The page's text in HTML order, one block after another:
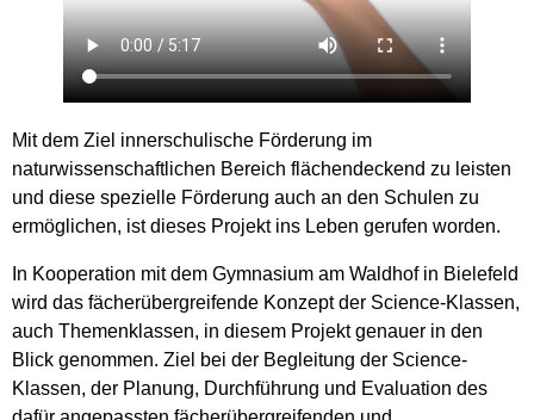
Mit dem Ziel innerschulische Förderung im
naturwissenschaftlichen Bereich flächendeckend zu leisten
und diese spezielle Förderung auch an den Schulen zu
ermöglichen, ist dieses Projekt ins Leben gerufen worden.
In Kooperation mit dem Gymnasium am Waldhof in Bielefeld
wird das fächerübergreifende Konzept der Science-Klassen,
auch Themenklassen, in diesem Projekt genauer in den
Blick genommen. Ziel bei der Begleitung der Science-
Klassen, der Planung, Durchführung und Evaluation des